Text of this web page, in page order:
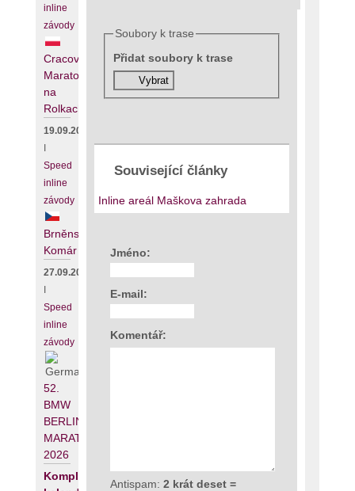
inline
závody
Cracovia
Maraton
na
Rolkach
19.09.2026
Speed
inline
závody
Brněnský
Komár
27.09.2026
Speed
inline
závody
52.
BMW
BERLIN-
MARATHON
2026
Kompletní
Soubory k trase
Přidat soubory k trase
Související články
Inline areál Maškova zahrada
Jméno:
E-mail:
Komentář:
Antispam: 2 krát deset =